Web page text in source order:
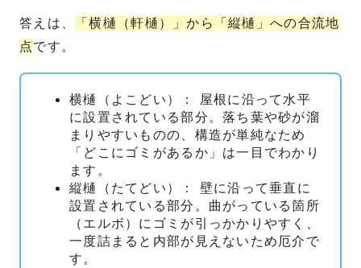
答えは、
「横樋（軒樋）」から「縦樋」への合流地
点です。
横樋（よこどい）： 屋根に沿って水平
に設置されている部分。落ち葉や砂が溜
まりやすいものの、構造が単純なため
「どこにゴミがあるか」は一目でわかり
ます。
縦樋（たてどい）： 壁に沿って垂直に
設置されている部分。曲がっている箇所
（エルボ）にゴミが引っかかりやすく、
一度詰まると内部が見えないため厄介で
す。